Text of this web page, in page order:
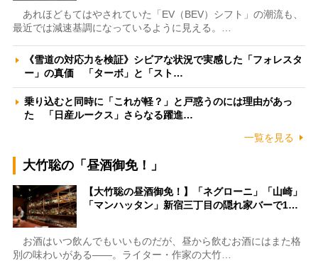
あれほどもてはやされていた「EV（BEV）シフト」の潮流も、
最近では減速基調になっているように見える。…
《雪道の対応力を検証》シビアな状況で実感した「フォレスタ
ー」の真価 「ターボ」と「スト…
乗り込むと同時に「これが軽？」と戸惑うのには理由があっ
た 「日産ルークス」さらなる躍進…
一覧を見る
大竹聡の「昼酒御免！」
【大竹聡の昼酒御免！】「ネグローニ」「山崎」
「マンハッタン」新宿三丁目の隠れ家バーで1…
お酒はいつ飲んでもいいものだが、昼から飲むお酒にはまた格
別の味わいがある――。ライター・作家の大竹…